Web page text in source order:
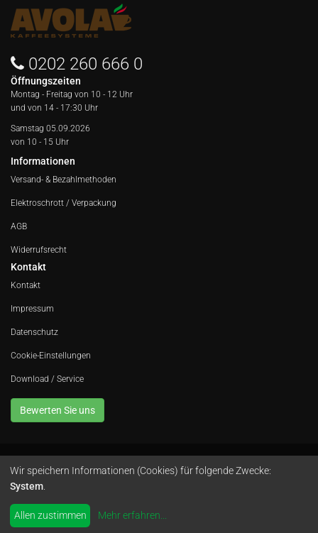
0202 260 666 0
Öffnungszeiten
Montag - Freitag von 10 - 12 Uhr
und von 14 - 17:30 Uhr
Samstag 05.09.2026
von 10 - 15 Uhr
Informationen
Versand- & Bezahlmethoden
Elektroschrott / Verpackung
AGB
Widerrufsrecht
Kontakt
Kontakt
Impressum
Datenschutz
Cookie-Einstellungen
Download / Service
Bewerten Sie uns
Avola GmbH • In der Fleute 52 • 42389 Wuppertal • Telefon 0202 260 666 0
Instagram
Wir speichern Informationen (Cookies) für folgende Zwecke:
System
Allen zustimmen Mehr erfahren...